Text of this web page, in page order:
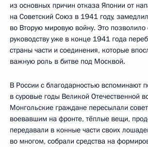
из основных причин отказа Японии от
на Советский Союз в 1941 году,
во Вторую мировую войну. Это позволило
руководству уже в конце 1941 года
страны части и соединения, которые
важную роль в битве под Москвой.
В России с благодарностью вспоминают
в суровые годы Великой Отечественной
Монгольские граждане пересылали
воевавшим на фронте, тёплые вещи,
передавали в конные части своих
во многом, собрали средства на